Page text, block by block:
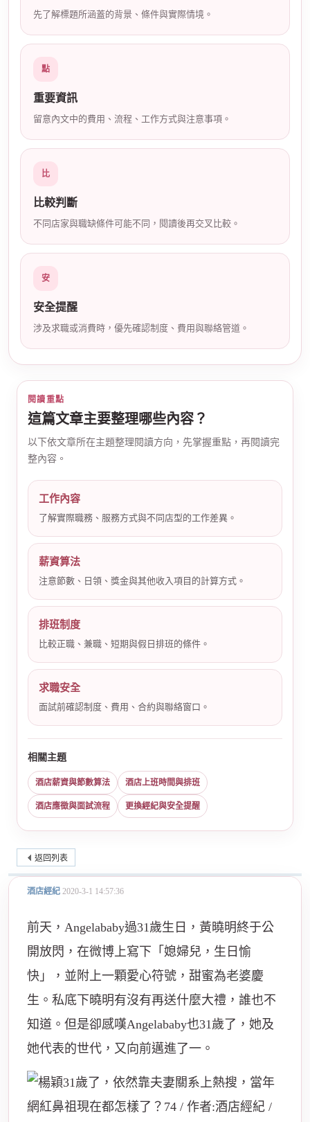
先了解標題所涵蓋的背景、條件與實際情境。
點
重要資訊
留意內文中的費用、流程、工作方式與注意事項。
比
比較判斷
不同店家與職缺條件可能不同，閱讀後再交叉比較。
安
安全提醒
涉及求職或消費時，優先確認制度、費用與聯絡管道。
閱讀重點
這篇文章主要整理哪些內容？
以下依文章所在主題整理閱讀方向，先掌握重點，再閱讀完
整內容。
工作內容
了解實際職務、服務方式與不同店型的工作差異。
薪資算法
注意節數、日領、獎金與其他收入項目的計算方式。
排班制度
比較正職、兼職、短期與假日排班的條件。
求職安全
面試前確認制度、費用、合約與聯絡窗口。
相關主題
酒店薪資與節數算法 酒店上班時間與排班
酒店應徵與面試流程 更換經紀與安全提醒
返回列表
酒店經紀 2020-3-1 14:57:36
前天，Angelababy過31歲生日，黃曉明終于公
開放閃，在微博上寫下「媳婦兒，生日愉
快」，並附上一顆愛心符號，甜蜜為老婆慶
生。私底下曉明有沒有再送什麼大禮，誰也不
知道。但是卻感嘆Angelababy也31歲了，她及
她代表的世代，又向前邁進了一。